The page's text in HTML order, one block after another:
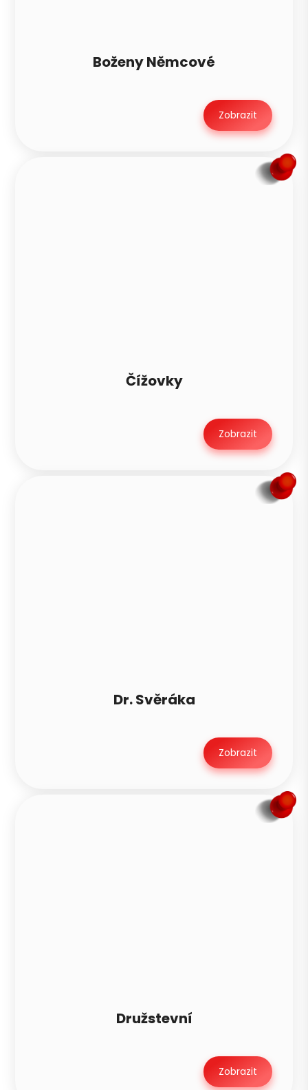
Boženy Němcové
Zobrazit
Čížovky
Zobrazit
Dr. Svěráka
Zobrazit
Družstevní
Zobrazit